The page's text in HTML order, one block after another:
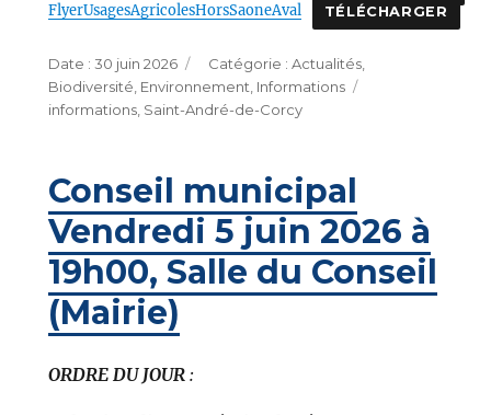
FlyerUsagesAgricolesHorsSaoneAval TÉLÉCHARGER
Publié
le
30 juin 2026 Catégories
Actualités,
Biodiversité, Environnement, Informations
informations, Saint-André-de-Corcy
Conseil municipal
Vendredi 5 juin 2026 à
19h00, Salle du Conseil
(Mairie)
ORDRE DU JOUR: